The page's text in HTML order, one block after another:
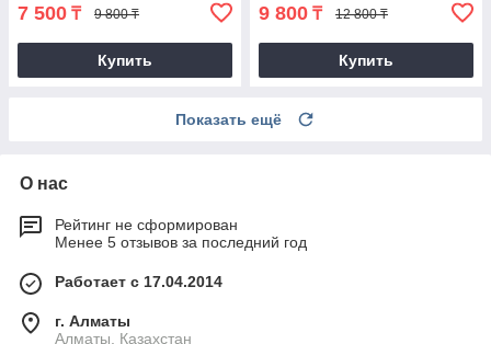
7 500 ₸ 9 800 ₸
Купить
9 800 ₸ 12 800 ₸
Купить
Показать ещё
О нас
Рейтинг не сформирован
Менее 5 отзывов за последний год
Работает с 17.04.2014
г. Алматы
Алматы, Казахстан